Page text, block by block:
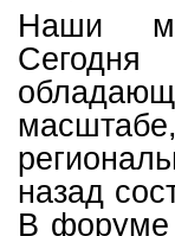
Наши
назад
В форуме